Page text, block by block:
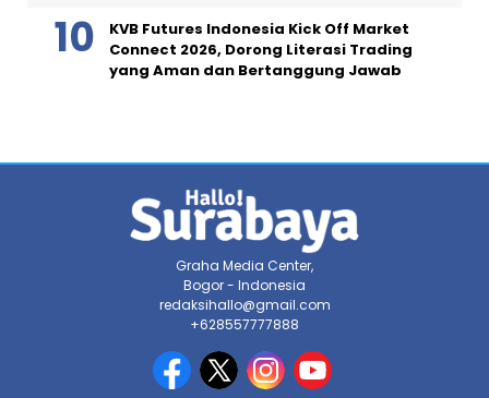
KVB Futures Indonesia Kick Off Market
Connect 2026, Dorong Literasi Trading
yang Aman dan Bertanggung Jawab
Graha Media Center,
Bogor - Indonesia
redaksihallo@gmail.com
+628557777888